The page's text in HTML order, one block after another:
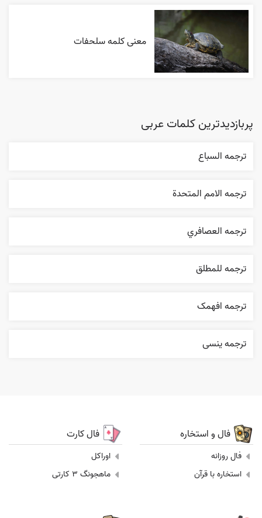
معنی کلمه سلحفات
پربازدیدترین کلمات عربی
ترجمه السباع
ترجمه الامم المتحدة
ترجمه العصافري
ترجمه للمطلق
ترجمه افهمک
ترجمه ینسی
فال و استخاره
فال روزانه
استخاره با قرآن
فال کارت
اوراکل
ماهجونگ 3 کارتی